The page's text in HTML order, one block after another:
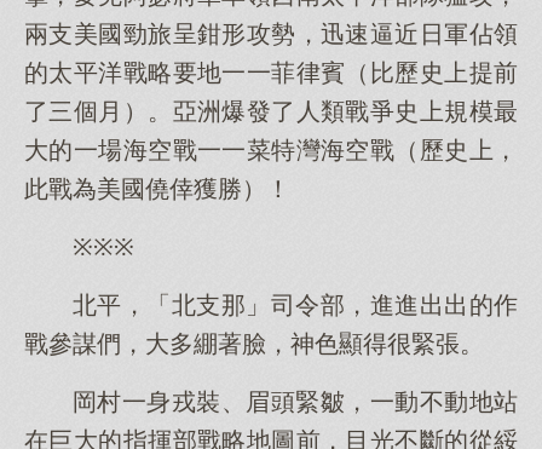
兩支美國勁旅呈鉗形攻勢，迅速逼近日軍佔領
的太平洋戰略要地一一菲律賓（比歷史上提前
了三個月）。亞洲爆發了人類戰爭史上規模最
大的一場海空戰一一菜特灣海空戰（歷史上，
此戰為美國僥倖獲勝）！
※※※
北平，「北支那」司令部，進進出出的作
戰參謀們，大多綳著臉，神色顯得很緊張。
岡村一身戎裝、眉頭緊皺，一動不動地站
在巨大的指揮部戰略地圖前，目光不斷的從綏